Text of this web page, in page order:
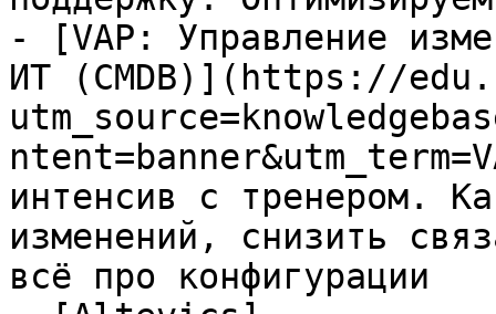
- [VAP: Управление
ИТ (CMDB)](https://
интенсив с тренером.
изменений, снизить
всё про конфигурации